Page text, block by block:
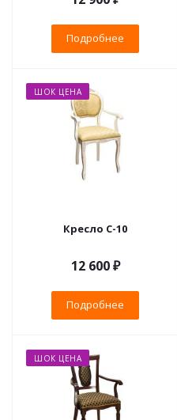
Подробнее
ШОК ЦЕНА
Кресло С-10
12 600 ₽
Подробнее
ШОК ЦЕНА